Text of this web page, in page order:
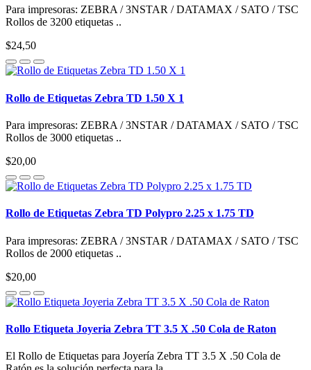
Para impresoras: ZEBRA / 3NSTAR / DATAMAX / SATO / TSC
Rollos de 3200 etiquetas ..
$24,50
Rollo de Etiquetas Zebra TD 1.50 X 1
Para impresoras: ZEBRA / 3NSTAR / DATAMAX / SATO / TSC
Rollos de 3000 etiquetas ..
$20,00
Rollo de Etiquetas Zebra TD Polypro 2.25 x 1.75 TD
Para impresoras: ZEBRA / 3NSTAR / DATAMAX / SATO / TSC
Rollos de 2000 etiquetas ..
$20,00
Rollo Etiqueta Joyeria Zebra TT 3.5 X .50 Cola de Raton
El Rollo de Etiquetas para Joyería Zebra TT 3.5 X .50 Cola de